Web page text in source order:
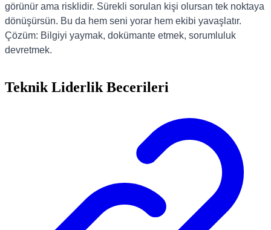
görünür ama risklidir. Sürekli sorulan kişi olursan tek noktaya
dönüşürsün. Bu da hem seni yorar hem ekibi yavaşlatır.
Çözüm: Bilgiyi yaymak, dokümante etmek, sorumluluk
devretmek.
Teknik Liderlik Becerileri